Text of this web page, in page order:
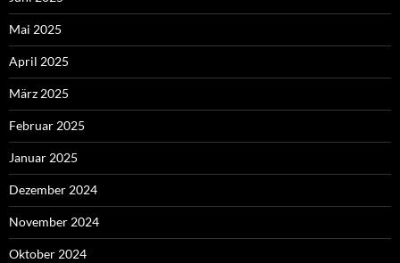
Mai 2025
April 2025
März 2025
Februar 2025
Januar 2025
Dezember 2024
November 2024
Oktober 2024